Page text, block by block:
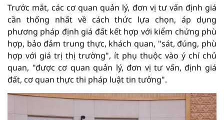
Trước mắt, các cơ quan quản lý, đơn vị tư vấn định giá
cần thống nhất về cách thức lựa chọn, áp dụng
phương pháp định giá đất kết hợp với kiểm chứng phù
hợp, bảo đảm trung thực, khách quan, "sát, đúng, phù
hợp với giá trị thị trường", ít phụ thuộc vào ý chí chủ
quan, "được cơ quan quản lý, đơn vị tư vấn, định giá
đất, cơ quan thực thi pháp luật tin tưởng".